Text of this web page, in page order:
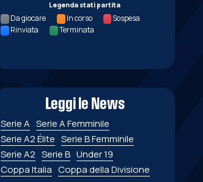
Legenda stati partita
Da giocare In corso
Sospesa
Rinviata
Terminata
Leggi le News
Serie A Serie A Femminile
Serie A2 Élite Serie B Femminile
Serie A2 Serie B Under 19
Coppa Italia Coppa della Divisione